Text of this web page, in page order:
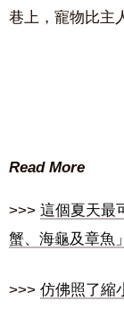
巷上，寵物比主
Read More
>>> 這個夏天最
蟹、海龜及章魚
>>> 仿佛照了縮